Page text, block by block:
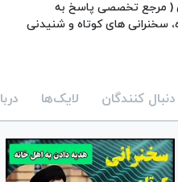
( مرجع تخصصی پاسخ به
سخنرانی های کوتاه و شنیدنی
دنبال کنندگان لایک‌ها